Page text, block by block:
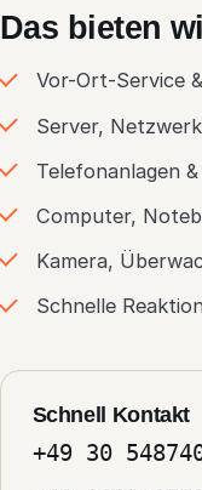
Das bieten
Vor-Ort-Service
Server,
Telefonanlagen
Computer,
Kamera,
Schnelle
Schnell Kontakt
+49 30